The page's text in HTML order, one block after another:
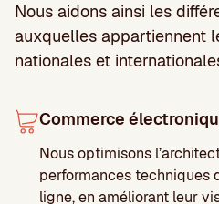
Nous aidons ainsi les
auxquelles appartiennent
nationales et
Commerce
Nous optimisons
performances techniques
ligne, en améliorant leur